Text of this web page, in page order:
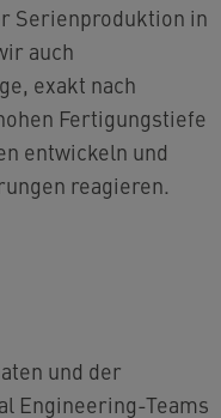
Serienproduktion in
auch
exakt nach
Fertigungstiefe
entwickeln und
reagieren.
und der
Engineering-Teams